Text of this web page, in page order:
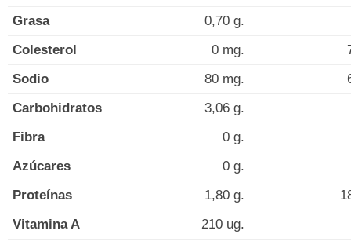
Grasa
0,70 g.
Colesterol
0 mg.
Sodio
80 mg.
Carbohidratos
3,06 g.
Fibra
0 g.
Azúcares
0 g.
Proteínas
1,80 g.
Vitamina A
210 ug.